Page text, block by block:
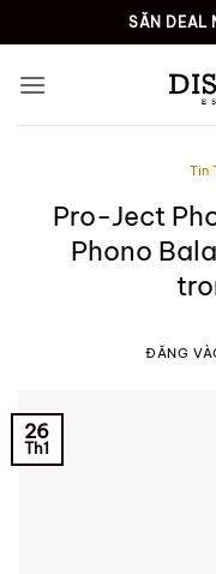
qua
nội
SĂN DEAL
Tin
Pro-Ject
Phono
ĐĂNG
26
Th1